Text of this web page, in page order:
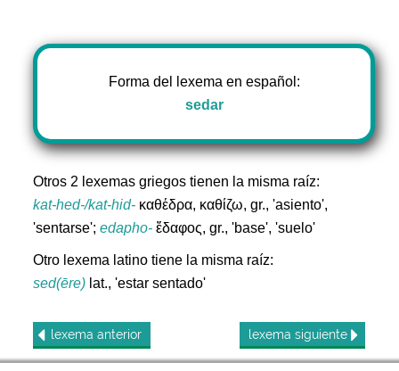
Forma del lexema en español:
sedar
Otros 2 lexemas griegos tienen la misma raíz:
kat-hed-/kat-hid- καθέδρα, καθίζω, gr., 'asiento',
'sentarse';edapho- ἔδαφος, gr., 'base', 'suelo'
Otro lexema latino tiene la misma raíz:
sed(ēre) lat., 'estar sentado'
lexema anterior lexema siguiente